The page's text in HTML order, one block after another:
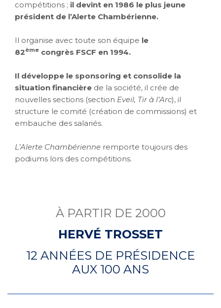
compétitions ; il devint en 1986 le plus jeune
président de l’Alerte Chambérienne.
Il organise avec toute son équipe le
82ème congrès FSCF en 1994.
Il développe le sponsoring et consolide la
situation financière de la société, il crée de
nouvelles sections (section Eveil, Tir à l’Arc), il
structure le comité (création de commissions) et
embauche des salariés.
L’Alerte Chambérienne remporte toujours des
podiums lors des compétitions.
À PARTIR DE 2000
HERVÉ TROSSET
12 ANNÉES DE PRÉSIDENCE
AUX 100 ANS